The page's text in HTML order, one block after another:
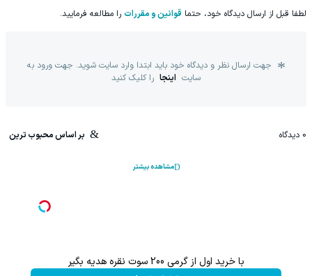
لطفا قبل از ارسال دیدگاه خود، حتما قوانین و مقررات را مطالعه فرمایید.
جهت ارسال نظر و دیدگاه خود باید ابتدا وارد سایت شوید. جهت ورود به
سایت اینجا را کلیک کنید
0 دیدگاه بر اساس محبوب ترین
مشاهده بیشتر
با خرید اول از گرمی 200 سوت نقره هدیه بگیر